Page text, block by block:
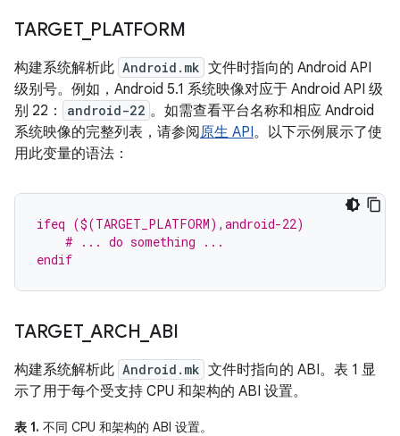
TARGET_ PLATFORM
构建系统解析此 Android.mk 文件时指向的 Android API
级别号。例如，Android 5.1 系统映像对应于 Android API 级
别 22：
android-22 。如需查看平台名称和相应 Android
系统映像的完整列表，请参阅原生 API。以下示例展示了使
用此变量的语法：
ifeq ($(TARGET_PLATFORM),android-22)
    # ... do something ...
endif
TARGET_ARCH ABI
构建系统解析此 Android.mk 文件时指向的 ABI。表 1 显
示了用于每个受支持 CPU 和架构的 ABI 设置。
表 1. 不同 CPU 和架构的 ABI 设置。